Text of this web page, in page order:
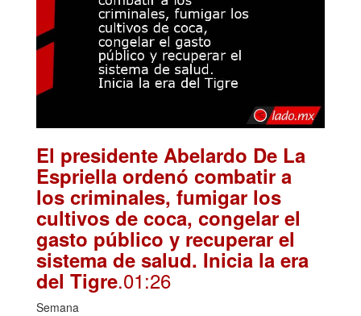
El presidente Abelardo De La
Espriella ordenó combatir a
los criminales, fumigar los
cultivos de coca, congelar el
gasto público y recuperar el
sistema de salud. Inicia la era
del Tigre.01:26
Semana